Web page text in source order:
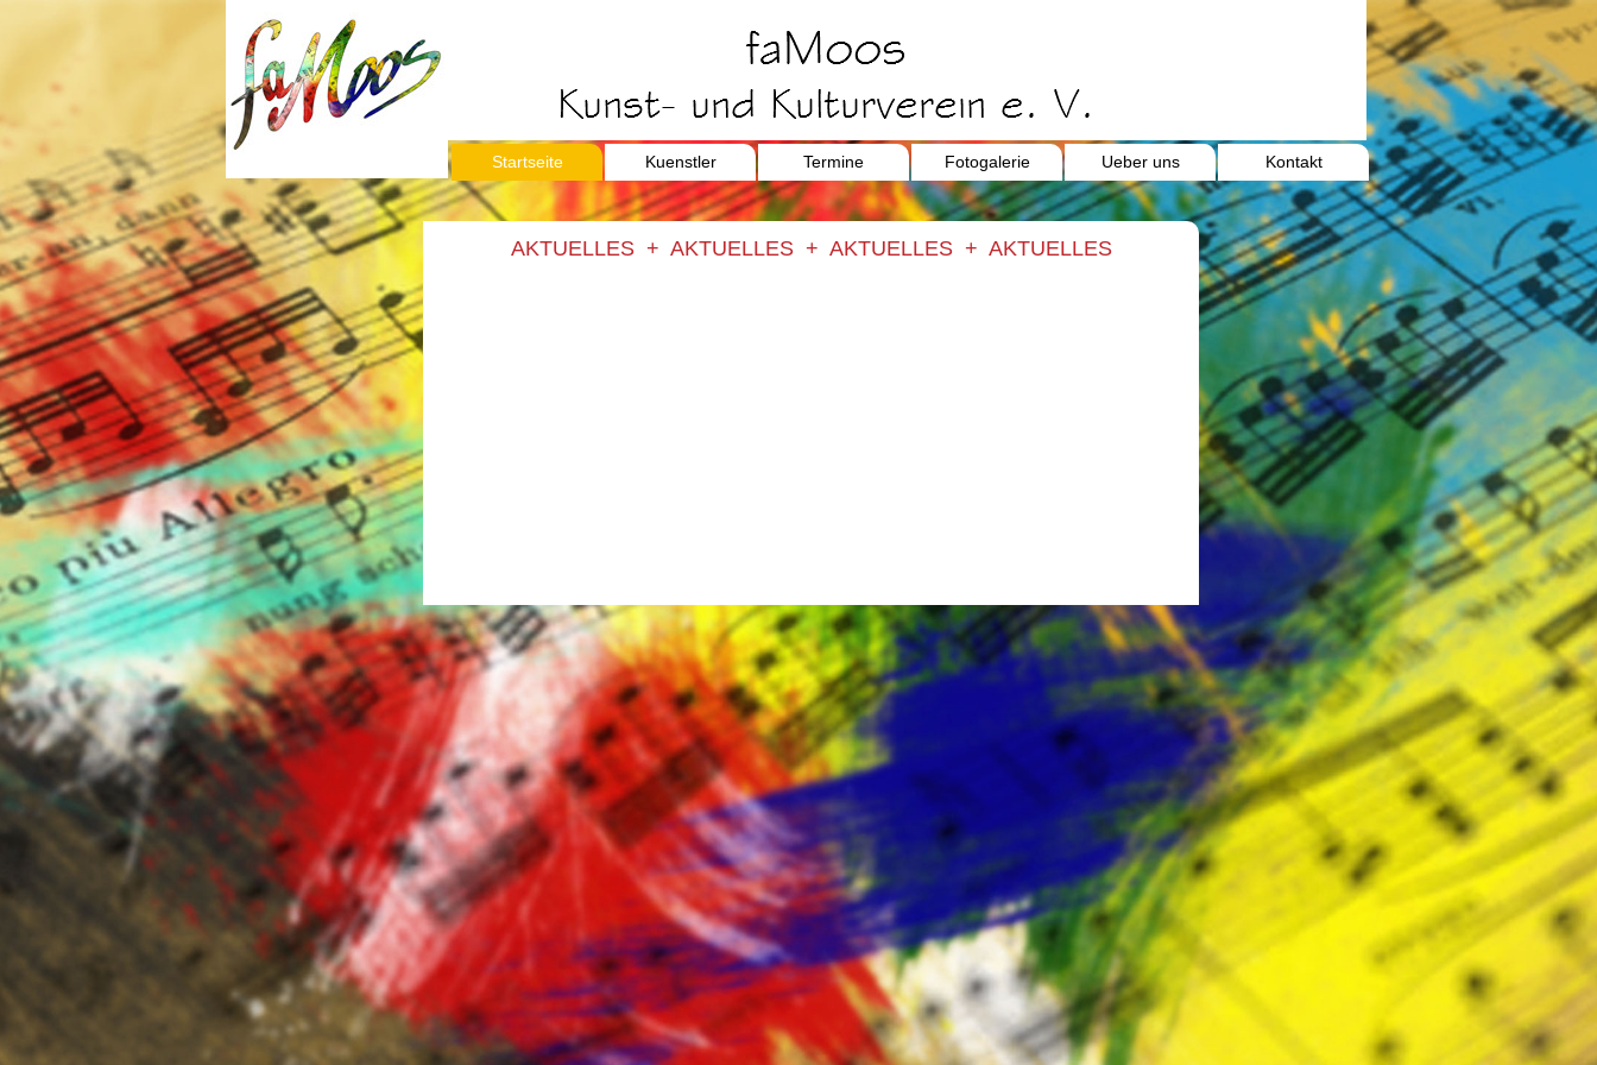
Startseite Kuenstler Termine Fotogalerie Ueber uns Kontakt
AKTUELLES + AKTUELLES + AKTUELLES + AKTUELLES